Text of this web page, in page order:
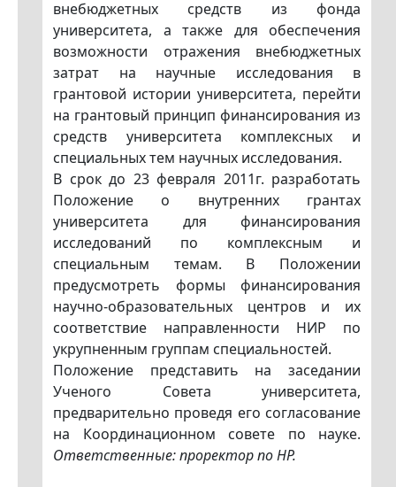
внебюджетных средств из фонда
университета, а также для обеспечения
возможности отражения внебюджетных
затрат на научные исследования в
грантовой истории университета, перейти
на грантовый принцип финансирования из
средств университета комплексных и
специальных тем научных исследования.
В срок до 23 февраля 2011г. разработать
Положение о внутренних грантах
университета для финансирования
исследований по комплексным и
специальным темам. В Положении
предусмотреть формы финансирования
научно-образовательных центров и их
соответствие направленности НИР по
укрупненным группам специальностей.
Положение представить на заседании
Ученого Совета университета,
предварительно проведя его согласование
на Координационном совете по науке.
Ответственные: проректор по HP.